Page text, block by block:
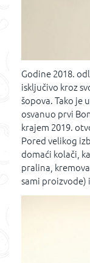
Godine 2018.
isključivo kroz
šopova. Tako je
osvanuo prvi
krajem 2019.
Pored velikog
domaći kolači,
pralina,
sami proizvode)